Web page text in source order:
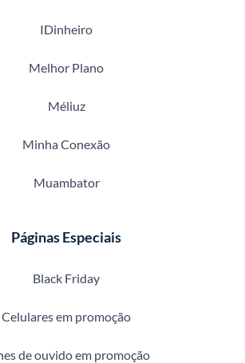
IDinheiro
Melhor Plano
Méliuz
Minha Conexão
Muambator
Páginas Especiais
Black Friday
Celulares em promoção
de ouvido em promoção